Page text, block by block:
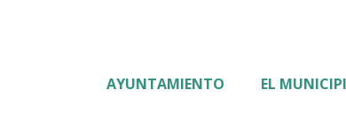
AYUNTAMIENTO EL